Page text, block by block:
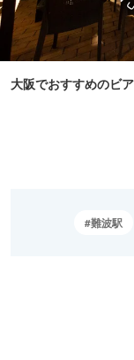
大阪でおすすめのビ
難波駅